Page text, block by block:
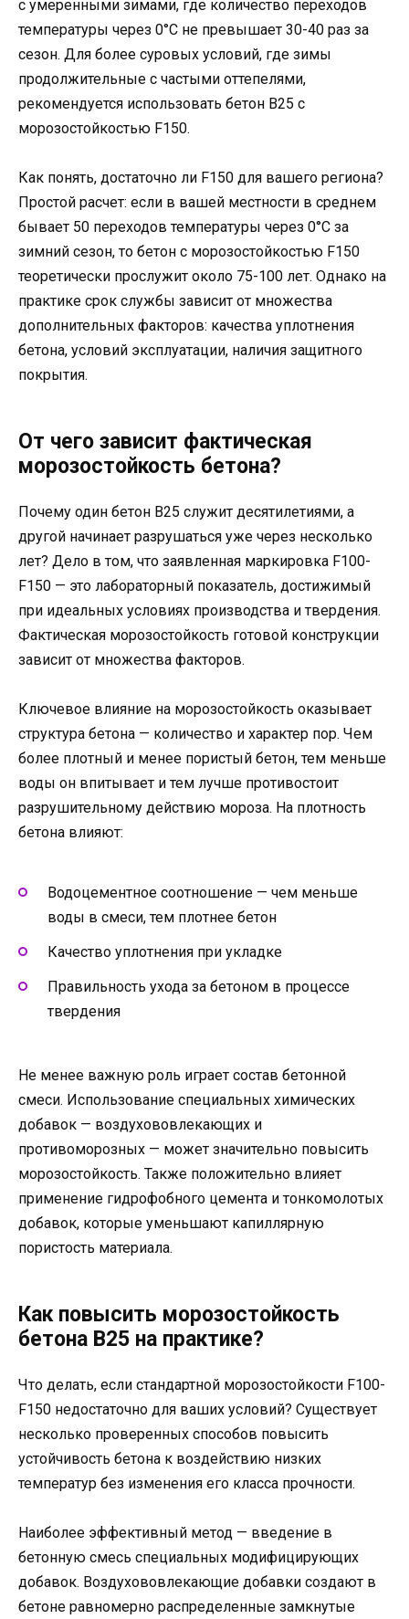
с умеренными зимами, где количество переходов
температуры через 0°C не превышает 30-40 раз за
сезон. Для более суровых условий, где зимы
продолжительные с частыми оттепелями,
рекомендуется использовать бетон В25 с
морозостойкостью F150.
Как понять, достаточно ли F150 для вашего региона?
Простой расчет: если в вашей местности в среднем
бывает 50 переходов температуры через 0°C за
зимний сезон, то бетон с морозостойкостью F150
теоретически прослужит около 75-100 лет. Однако на
практике срок службы зависит от множества
дополнительных факторов: качества уплотнения
бетона, условий эксплуатации, наличия защитного
покрытия.
От чего зависит фактическая
морозостойкость бетона?
Почему один бетон В25 служит десятилетиями, а
другой начинает разрушаться уже через несколько
лет? Дело в том, что заявленная маркировка F100-
F150 — это лабораторный показатель, достижимый
при идеальных условиях производства и твердения.
Фактическая морозостойкость готовой конструкции
зависит от множества факторов.
Ключевое влияние на морозостойкость оказывает
структура бетона — количество и характер пор. Чем
более плотный и менее пористый бетон, тем меньше
воды он впитывает и тем лучше противостоит
разрушительному действию мороза. На плотность
бетона влияют:
Водоцементное соотношение — чем меньше
воды в смеси, тем плотнее бетон
Качество уплотнения при укладке
Правильность ухода за бетоном в процессе
твердения
Не менее важную роль играет состав бетонной
смеси. Использование специальных химических
добавок — воздухововлекающих и
противоморозных — может значительно повысить
морозостойкость. Также положительно влияет
применение гидрофобного цемента и тонкомолотых
добавок, которые уменьшают капиллярную
пористость материала.
Как повысить морозостойкость
бетона В25 на практике?
Что делать, если стандартной морозостойкости F100-
F150 недостаточно для ваших условий? Существует
несколько проверенных способов повысить
устойчивость бетона к воздействию низких
температур без изменения его класса прочности.
Наиболее эффективный метод — введение в
бетонную смесь специальных модифицирующих
добавок. Воздухововлекающие добавки создают в
бетоне равномерно распределенные замкнутые